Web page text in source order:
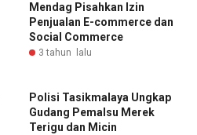
Mendag Pisahkan Izin
Penjualan E-commerce dan
Social Commerce
3 tahun lalu
Polisi Tasikmalaya Ungkap
Gudang Pemalsu Merek
Terigu dan Micin